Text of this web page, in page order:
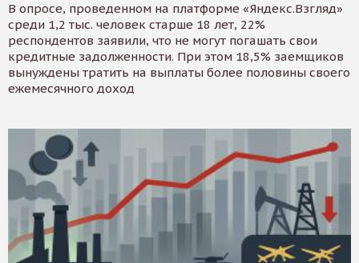
В опросе, проведенном на платформе «Яндекс.Взгляд»
среди 1,2 тыс. человек старше 18 лет, 22%
респондентов заявили, что не могут погашать свои
кредитные задолженности. При этом 18,5% заемщиков
вынуждены тратить на выплаты более половины своего
ежемесячного доход